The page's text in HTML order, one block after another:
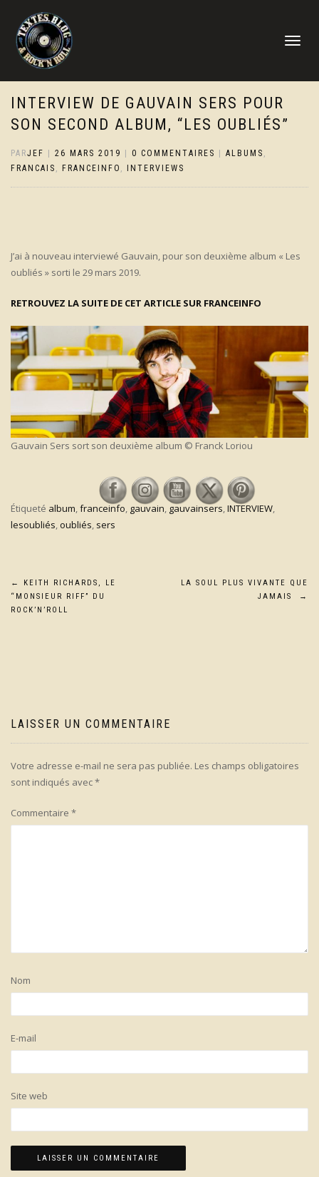
DÉPLIER
INTERVIEW DE GAUVAIN SERS POUR
SON SECOND ALBUM, “LES OUBLIÉS”
PARJEF 26 MARS 2019 0 COMMENTAIRES ALBUMS ,
FRANCAIS , FRANCEINFO , INTERVIEWS
J’ai à nouveau interviewé Gauvain, pour son deuxième album « Les
oubliés » sorti le 29 mars 2019.
RETROUVEZ LA SUITE DE CET ARTICLE SUR FRANCEINFO
Gauvain Sers sort son deuxième album © Franck Loriou
Étiqueté album,franceinfo, gauvain, gauvainsers,INTERVIEW,
lesoubliés,oubliés, sers
Navigation
de
←
KEITH RICHARDS, LE
“MONSIEUR RIFF” DU
ROCK’N’ROLL
LA SOUL PLUS VIVANTE QUE
JAMAIS
→
LAISSER UN COMMENTAIRE
Votre adresse e-mail ne sera pas publiée. Les champs obligatoires
sont indiqués avec*
Commentaire *
Nom
E-mail
Site web